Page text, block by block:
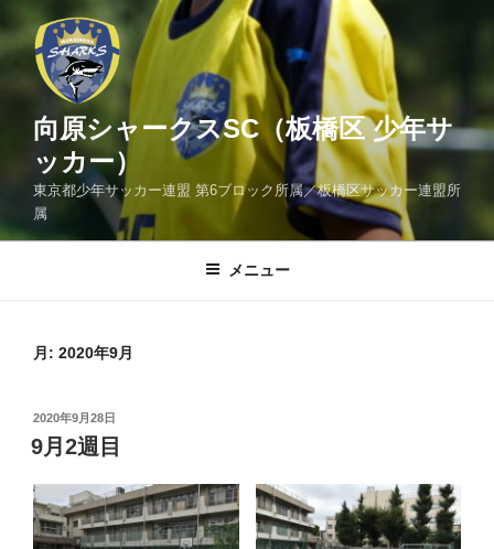
ン
ッ
向原シャークスSC（板橋区 少年サ
ッカー）
東京都少年サッカー連盟 第6ブロック所属／板橋区サッカー連盟所
属
メニュー
月: 2020年9月
投
稿
日:
2020年9月28日
9月2週目